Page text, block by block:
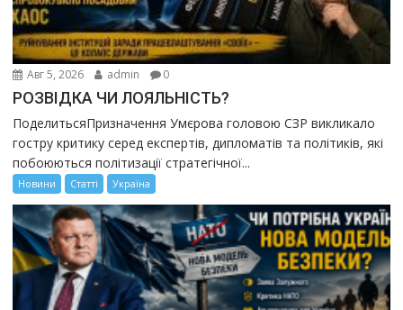
Авг 5, 2026 admin 0
РОЗВІДКА ЧИ ЛОЯЛЬНІСТЬ?
ПоделитьсяПризначення Умєрова головою СЗР викликало
гостру критику серед експертів, дипломатів та політиків, які
побоюються політизації стратегічної...
Новини Статті Україна